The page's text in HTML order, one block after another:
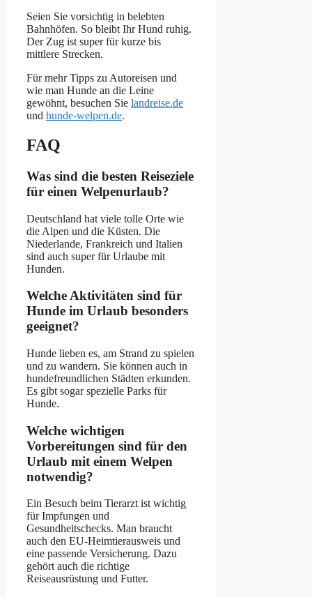
Seien Sie vorsichtig in belebten
Bahnhöfen. So bleibt Ihr Hund ruhig.
Der Zug ist super für kurze bis
mittlere Strecken.
Für mehr Tipps zu Autoreisen und
wie man Hunde an die Leine
gewöhnt, besuchen Sie landreise.de
und hunde-welpen.de.
FAQ
Was sind die besten Reiseziele
für einen Welpenurlaub?
Deutschland hat viele tolle Orte wie
die Alpen und die Küsten. Die
Niederlande, Frankreich und Italien
sind auch super für Urlaube mit
Hunden.
Welche Aktivitäten sind für
Hunde im Urlaub besonders
geeignet?
Hunde lieben es, am Strand zu spielen
und zu wandern. Sie können auch in
hundefreundlichen Städten erkunden.
Es gibt sogar spezielle Parks für
Hunde.
Welche wichtigen
Vorbereitungen sind für den
Urlaub mit einem Welpen
notwendig?
Ein Besuch beim Tierarzt ist wichtig
für Impfungen und
Gesundheitschecks. Man braucht
auch den EU-Heimtierausweis und
eine passende Versicherung. Dazu
gehört auch die richtige
Reiseausrüstung und Futter.